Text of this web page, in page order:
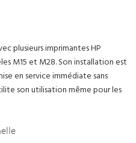
plusieurs imprimantes HP
M15 et M28. Son installation est
en service immédiate sans
son utilisation même pour les